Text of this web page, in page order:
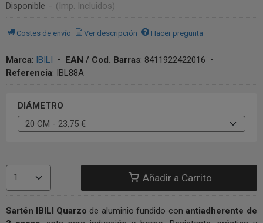
Disponible - (Imp. Incluidos)
Costes de envío Ver descripción Hacer pregunta
Marca: IBILI • EAN / Cod. Barras: 8411922422016 •
Referencia: IBL88A
DIÁMETRO
Añadir a Carrito
Sartén IBILI Quarzo de aluminio fundido con antiadherente de